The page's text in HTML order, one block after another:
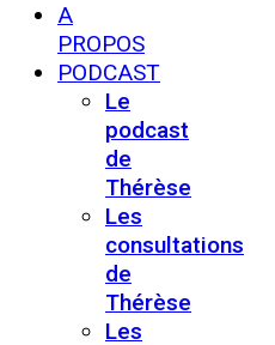
A
PROPOS
PODCAST
Le
podcast
de
Thérèse
Les
consultations
de
Thérèse
Les